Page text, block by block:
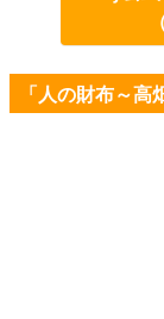
「人の財布～